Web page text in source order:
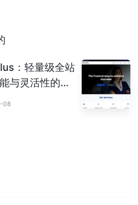
：轻量级全站
与灵活性的完
08